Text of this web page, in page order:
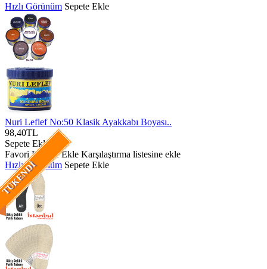
Hızlı Görünüm Sepete Ekle
Nuri Leflef No:50 Klasik Ayakkabı Boyası..
98,40TL
Sepete Ekle
Favori Listene Ekle Karşılaştırma listesine ekle
TÜKENDI
Hızlı Görünüm Sepete Ekle